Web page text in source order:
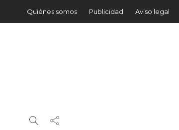
Quiénes somos Publicidad Aviso legal